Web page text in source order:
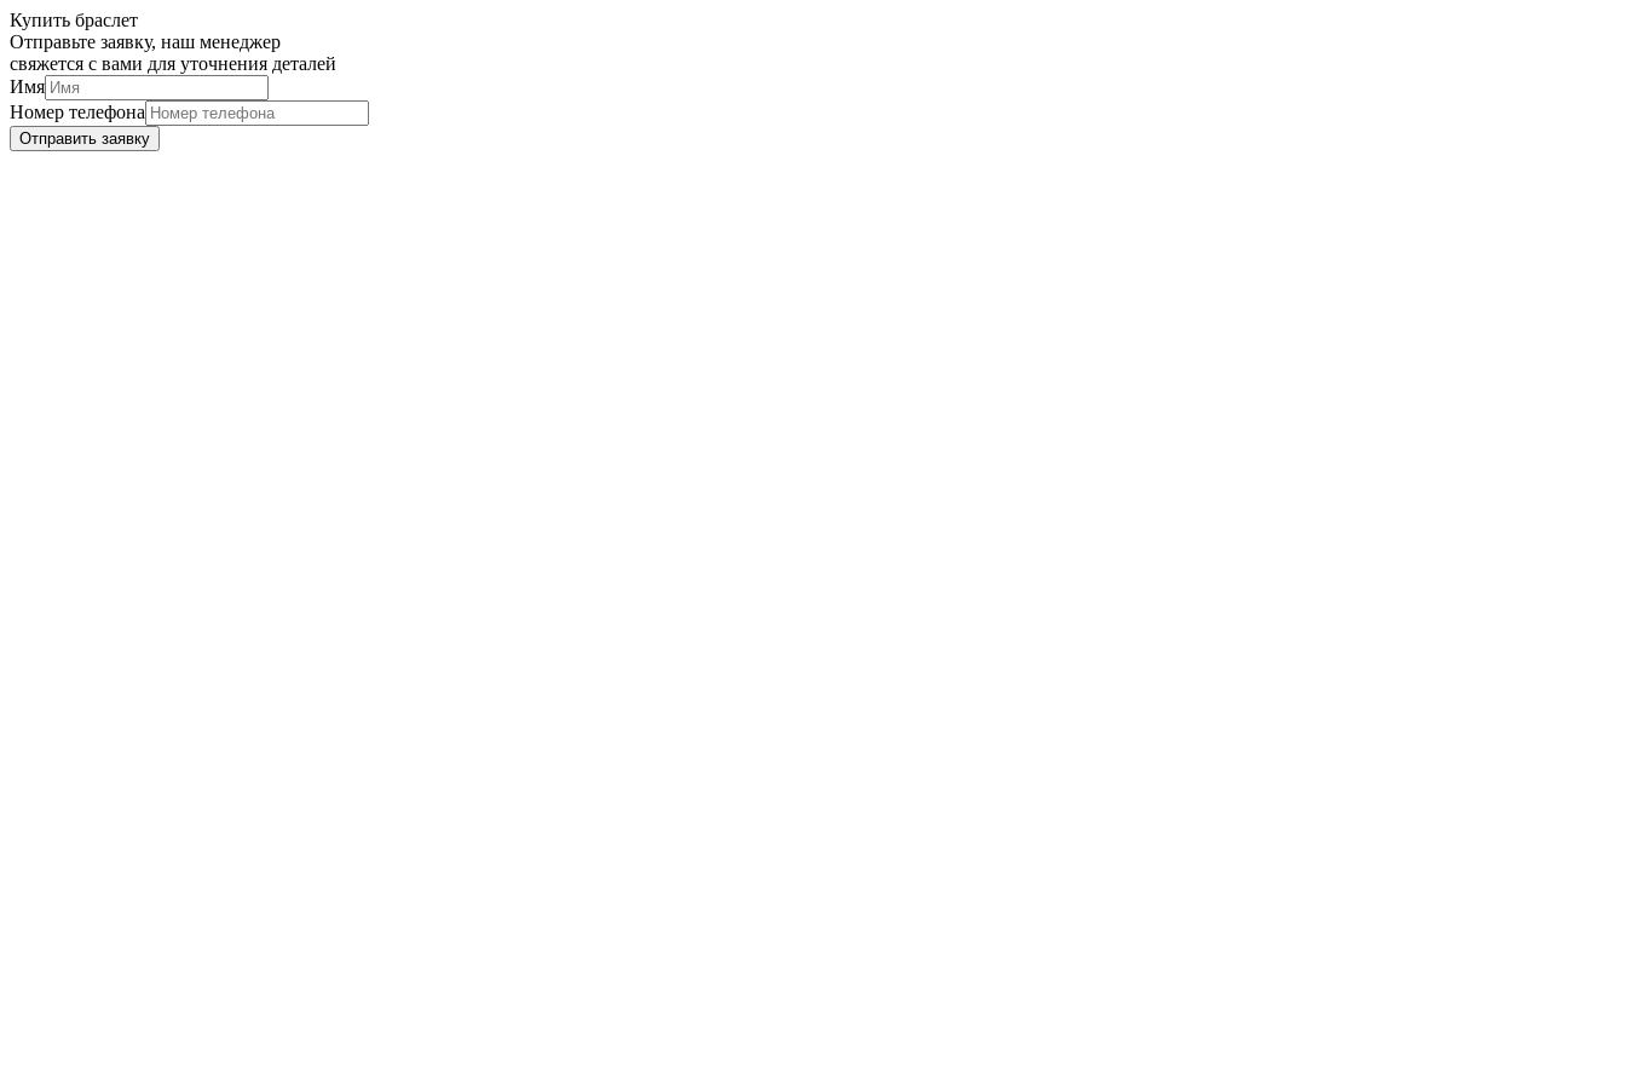
Купить браслет
Отправьте заявку, наш менеджер
свяжется с вами для уточнения деталей
Имя
Номер телефона
Отправить заявку